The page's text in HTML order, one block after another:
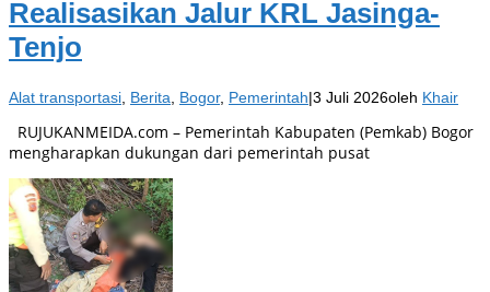
Realisasikan Jalur KRL Jasinga-
Tenjo
Alat transportasi Berita Bogor, Pemerintah|3 Juli 2026oleh Khair
RUJUKANMEIDA.com – Pemerintah Kabupaten (Pemkab) Bogor
mengharapkan dukungan dari pemerintah pusat